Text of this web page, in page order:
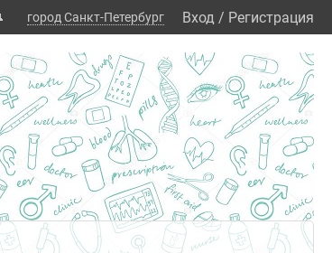
город Санкт-Петербург Вход / Регистрация